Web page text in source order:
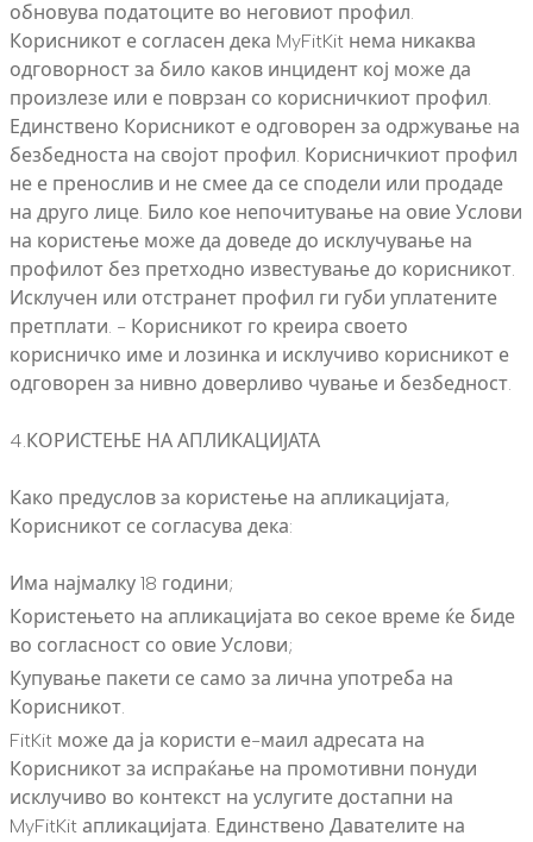
обновува податоците во неговиот профил.
Корисникот е согласен дека MyFitKit нема никаква
одговорност за било каков инцидент кој може да
произлезе или е поврзан со корисничкиот профил.
Единствено Корисникот е одговорен за одржување на
безбедноста на својот профил. Корисничкиот профил
не е пренослив и не смее да се сподели или продаде
на друго лице. Било кое непочитување на овие Услови
на користење може да доведе до исклучување на
профилот без претходно известување до корисникот.
Исклучен или отстранет профил ги губи уплатените
претплати. - Корисникот го креира своето
корисничко име и лозинка и исклучиво корисникот е
одговорен за нивно доверливо чување и безбедност.
4.КОРИСТЕЊЕ НА АПЛИКАЦИЈАТА
Како предуслов за користење на апликацијата,
Корисникот се согласува дека:
Има најмалку 18 години;
Користењето на апликацијата во секое време ќе биде
во согласност со овие Услови;
Купување пакети се само за лична употреба на
Корисникот.
FitKit може да ја користи е-маил адресата на
Корисникот за испраќање на промотивни понуди
исклучиво во контекст на услугите достапни на
MyFitKit апликацијата. Единствено Давателите на